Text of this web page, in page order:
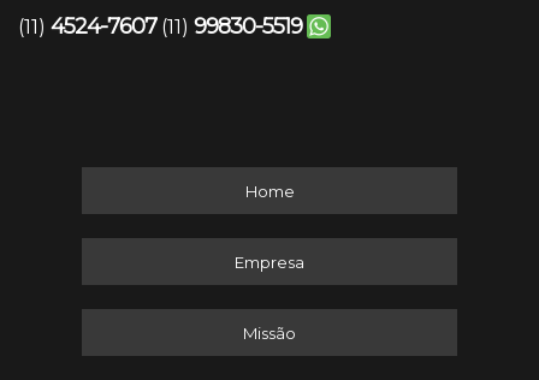
(11) 4524-7607 (11) 99830-5519
Home
Empresa
Missão